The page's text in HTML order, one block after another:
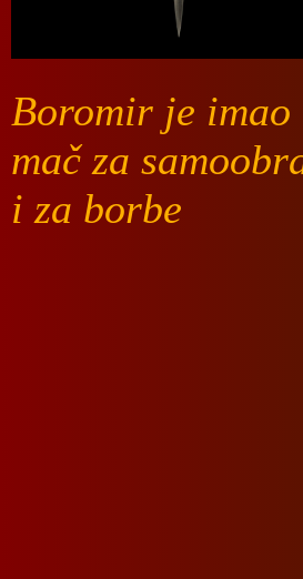
Boromir je imao
mač za
i za borbe